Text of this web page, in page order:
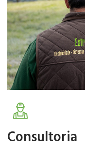
Consultoria
Fazemos
Energias Renováveis
Fale Connosco